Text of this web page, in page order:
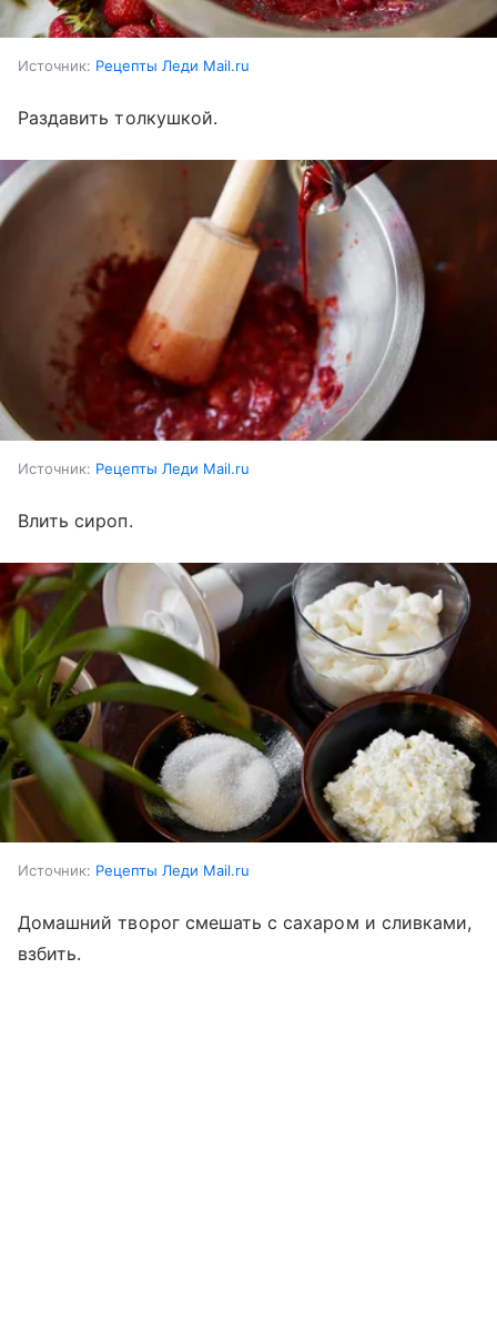
Источник: Рецепты Леди Mail.ru
Раздавить толкушкой.
Источник: Рецепты Леди Mail.ru
Влить сироп.
Источник: Рецепты Леди Mail.ru
Домашний творог смешать с сахаром и сливками,
взбить.